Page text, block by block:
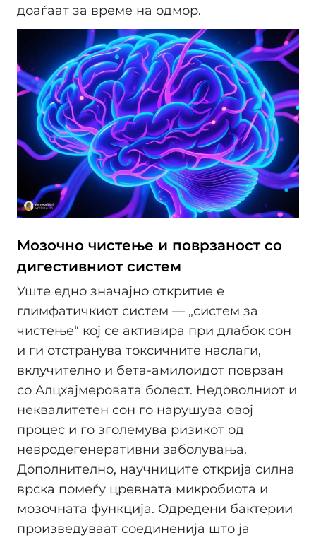
доаѓаат за време на одмор.
Мозочно чистење и поврзаност со
дигестивниот систем
Уште едно значајно откритие е
глимфатичкиот систем — „систем за
чистење“ кој се активира при длабок сон
и ги отстранува токсичните наслаги,
вклучително и бета-амилоидот поврзан
со Алцхајмеровата болест. Недоволниот и
неквалитетен сон го нарушува овој
процес и го зголемува ризикот од
невродегенеративни заболувања.
Дополнително, научниците открија силна
врска помеѓу цревната микробиота и
мозочната функција. Одредени бактерии
произведуваат соединенија што ja